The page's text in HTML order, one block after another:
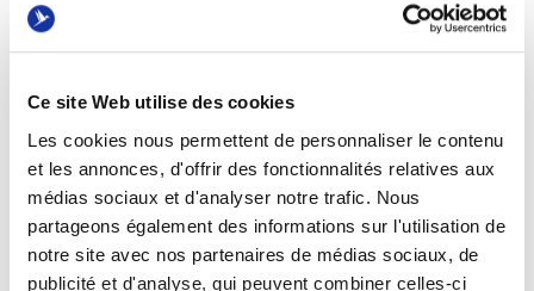
Ce site Web utilise des cookies
Les cookies nous permettent de personnaliser le contenu
et les annonces, d'offrir des fonctionnalités relatives aux
médias sociaux et d'analyser notre trafic. Nous
partageons également des informations sur l'utilisation de
notre site avec nos partenaires de médias sociaux, de
publicité et d'analyse, qui peuvent combiner celles-ci
Arthur Soustelle (Hubsphère)
vous montrera
de la production et la signature des
documents clientsdans une PME (contrats,
certificats…)
Pourquoi participer?